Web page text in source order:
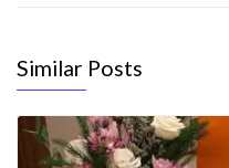
Similar Posts